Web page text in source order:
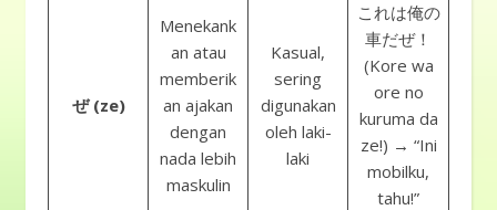
ぜ (ze)
Menekank
an atau
memberik
an ajakan
dengan
nada lebih
maskulin
Kasual,
sering
digunakan
oleh laki-
laki
これは俺の
車だぜ！
(Kore wa
ore no
kuruma da
ze!) → “Ini
mobilku,
tahu!”